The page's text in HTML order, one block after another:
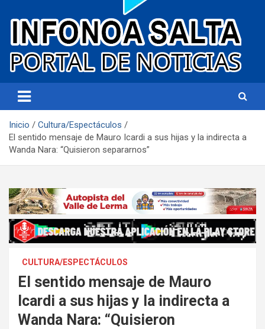
Infonoa Salta
Inicio
Cultura/Espectáculos
El sentido mensaje de Mauro Icardi a sus hijas y la indirecta a
Wanda Nara: “Quisieron separarnos”
CULTURA/ESPECTÁCULOS
El sentido mensaje de Mauro
Icardi a sus hijas y la indirecta a
Wanda Nara: “Quisieron